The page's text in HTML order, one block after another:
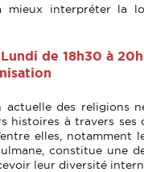
mieux interpréter la
de 18h30 à
actuelle des religions
histoires à travers ses
elles, notamment
constitue une
leur diversité